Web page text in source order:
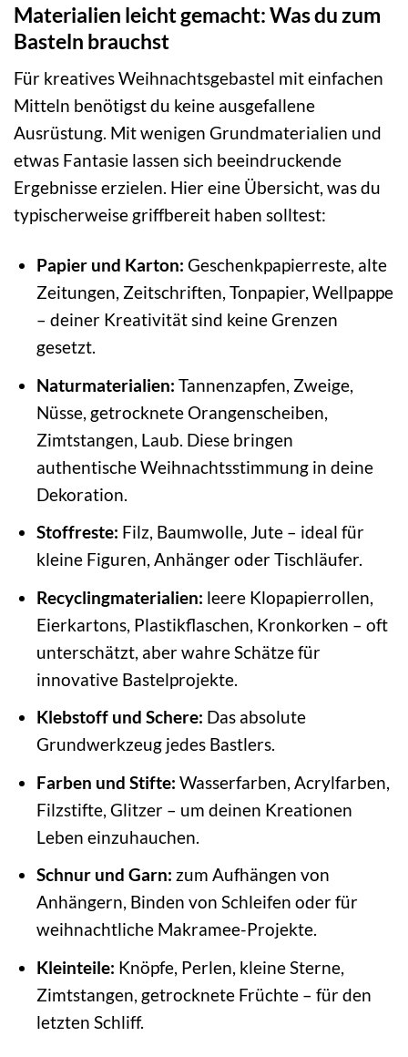
Materialien leicht gemacht: Was du zum
Basteln brauchst
Für kreatives Weihnachtsgebastel mit einfachen
Mitteln benötigst du keine ausgefallene
Ausrüstung. Mit wenigen Grundmaterialien und
etwas Fantasie lassen sich beeindruckende
Ergebnisse erzielen. Hier eine Übersicht, was du
typischerweise griffbereit haben solltest:
Papier und Karton: Geschenkpapierreste, alte
Zeitungen, Zeitschriften, Tonpapier, Wellpappe
– deiner Kreativität sind keine Grenzen
gesetzt.
Naturmaterialien: Tannenzapfen, Zweige,
Nüsse, getrocknete Orangenscheiben,
Zimtstangen, Laub. Diese bringen
authentische Weihnachtsstimmung in deine
Dekoration.
Stoffreste: Filz, Baumwolle, Jute – ideal für
kleine Figuren, Anhänger oder Tischläufer.
Recyclingmaterialien: leere Klopapierrollen,
Eierkartons, Plastikflaschen, Kronkorken – oft
unterschätzt, aber wahre Schätze für
innovative Bastelprojekte.
Klebstoff und Schere: Das absolute
Grundwerkzeug jedes Bastlers.
Farben und Stifte: Wasserfarben, Acrylfarben,
Filzstifte, Glitzer – um deinen Kreationen
Leben einzuhauchen.
Schnur und Garn: zum Aufhängen von
Anhängern, Binden von Schleifen oder für
weihnachtliche Makramee-Projekte.
Kleinteile: Knöpfe, Perlen, kleine Sterne,
Zimtstangen, getrocknete Früchte – für den
letzten Schliff.